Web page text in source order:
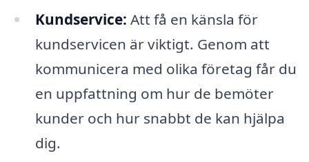
Kundservice: Att få en känsla för
kundservicen är viktigt. Genom att
kommunicera med olika företag får du
en uppfattning om hur de bemöter
kunder och hur snabbt de kan hjälpa
dig.